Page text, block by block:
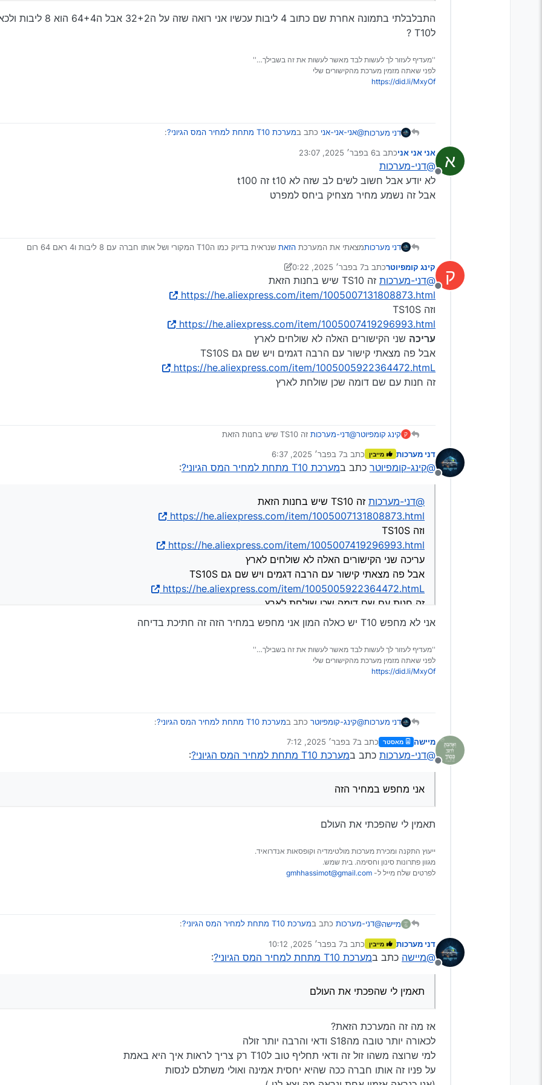
התבלבלתי בתמונה אחרת שם כתוב 4
לT10 ?
''מעדיף לעזור לך לעשות לבד מאשר לעשות את זה בשבילך…''
לפני שאתה מזמין מערכת מהקישורים שלי
https://did.li/MxyOf
דני מערכות@אני-אני-אני כתב במערכת T10 מתחת למחיר המס הגיוני? :
התבלבלתי בתמונה אחרת שם כתוב 4 ליבות עכשיו אני רואה שזה על ה32+2 אבל ה64+4 הוא 8 ליבות ולכאורה מה ההבדל בין זה לT10 ?
א
מנותק
אני אני אניכתב ב6 בפבר׳ 2025, 23:07
נערך לאחרונה על ידי
@דני-מערכות
לא יודע אבל חשוב לשים לב שזה לא t10 זה t100
אבל זה נשמע מחיר מצחיק ביחס למפרט
דני מערכותמצאתי את המערכתהזאת שנראית בדיוק כמו הT10 המקורי ושל אותו חברה עם 8 ליבות ו4 ראם 64 רום
אם זה מקורי זה מחיר מציאה שלא היה כמותו
@מיישהיש לך מושג מי המוכר הזה ואם זה המקורי?
@מוטי-ברנד
ק
מנותק
קינג קומפיוטרכתב ב7 בפבר׳ 2025, 0:22
נערך לאחרונה על ידי קינג קומפיוטר
@דני-מערכות זה TS10 שיש בחנות הזאת
https://he.aliexpress.com/item/1005007131808873.html
וזה TS10S
https://he.aliexpress.com/item/1005007419296993.html
עריכה שני הקישורים האלה לא שולחים לארץ
אבל פה מצאתי קישור עם הרבה דגמים ויש שם גם TS10S
https://he.aliexpress.com/item/1005005922364472.htmL
זה חנות עם שם דומה שכן שולחת לארץ
ק קינג קומפיוטר@דני-מערכות זה TS10 שיש בחנות הזאת
וזה TS10S
https://he.aliexpress.com/item/1005007419296993.html
https://he.aliexpress.com/item/1005005922364472.htmL
זה חנות עם שם דומה שכן שולחת לארץ
מנותק
דני מערכות מייבין כתב ב7 בפבר׳ 2025, 6:37
נערך לאחרונה על ידי
@קינג-קומפיוטר כתב במערכת T10 מתחת למחיר המס הגיוני? :
@דני-מערכות זה TS10 שיש בחנות הזאת
https://he.aliexpress.com/item/1005007131808873.html
וזה TS10S
https://he.aliexpress.com/item/1005007419296993.html
עריכה שני הקישורים האלה לא שולחים לארץ
אבל פה מצאתי קישור עם הרבה דגמים ויש שם גם TS10S
https://he.aliexpress.com/item/1005005922364472.htmL
זה חנות עם שם דומה שכן שולחת לארץ
אני לא מחפש T10 יש כאלה המון אני מחפש במחיר הזה זה חתיכת בדיחה
''מעדיף לעזור לך לעשות לבד מאשר לעשות את זה בשבילך…''
לפני שאתה מזמין מערכת מהקישורים שלי
https://did.li/MxyOf
דני מערכות@קינג-קומפיוטר כתב במערכת T10 מתחת למחיר המס הגיוני? :
@דני-מערכותזה TS10 שיש בחנות הזאת
https://he.aliexpress.com/item/1005007419296993.html
https://he.aliexpress.com/item/1005005922364472.htmL
מנותק
מיישה מאסטר כתב ב7 בפבר׳ 2025, 7:12
נערך לאחרונה על ידי
@דני-מערכות כתב במערכת T10 מתחת למחיר המס הגיוני? :
אני מחפש במחיר הזה
תאמין לי שהפכתי את העולם
ייעוץ התקנה ומכירת מערכות מולטימדיה וקופסאות אנדרואיד.
מגוון פתרונות סינון וחסימה. בית שמש.
לפרטים שלח מייל ל- gmhhassimot@gmail.com
מיישה@דני-מערכות כתב במערכת T10 מתחת למחיר המס הגיוני? :
אני מחפש במחיר הזה
תאמין לי שהפכתי את העולם
מנותק
דני מערכות מייבין כתב ב7 בפבר׳ 2025, 10:12
נערך לאחרונה על ידי
@מיישה כתב במערכת T10 מתחת למחיר המס הגיוני? :
תאמין לי שהפכתי את העולם
אז מה זה המערכת הזאת?
לכאורה יותר טובה מהS18 ודאי והרבה יותר זולה
למי שרוצה משהו זול זה ודאי תחליף טוב לT10 רק צריך לראות איך היא באמת
על פניו זה אותו חברה ככה שהיא יחסית אמינה ואולי משתלם לנסות